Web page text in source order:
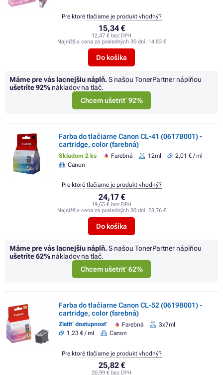
15,34 €
12,47 € bez DPH
Najnižšia cena za posledných 30 dní: 14,83 €
Do košíka
Pre ktoré tlačiarne je produkt vhodný?
Máme pre vás lacnejšiu náplň.S našou TonerPartner náplňou
ušetríte92% nákladov na tlač.
Chcem ušetriť 92%
Farba do tlačiarne Canon CL-41 (0617B001) -
cartridge, color (farebná)
Skladom 2 ks Farebná 12ml
2,01 € / ml
Canon
24,17 €
19,65 € bez DPH
Najnižšia cena za posledných 30 dní: 23,76 €
Do košíka
Pre ktoré tlačiarne je produkt vhodný?
Máme pre vás lacnejšiu náplň.S našou TonerPartner náplňou
ušetríte62% nákladov na tlač.
Chcem ušetriť 62%
Farba do tlačiarne Canon CL-52 (0619B001) -
cartridge, color (farebná)
Zistiť dostupnosť Farebná
3x7ml
1,23 € / ml
Canon
25,82 €
20,99 € bez DPH
Pre ktoré tlačiarne je produkt vhodný?